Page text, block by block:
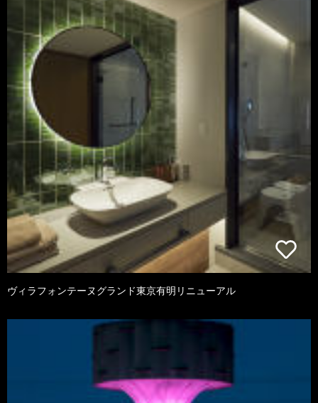
ヴィラフォンテーヌグランド東京有明リニューアル